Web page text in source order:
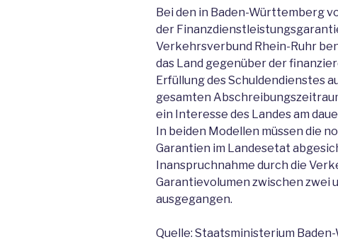
Bei den in Baden-Württemberg
der
Verkehrsverbund Rhein-Ruhr
das Land gegenüber der
Erfüllung des Schuldendienstes
gesamten
ein Interesse des Landes am
In beiden Modellen müssen die
Garantien im Landesetat
Inanspruchnahme durch die
Garantievolumen zwischen zwei
ausgegangen.
Quelle: Staatsministerium